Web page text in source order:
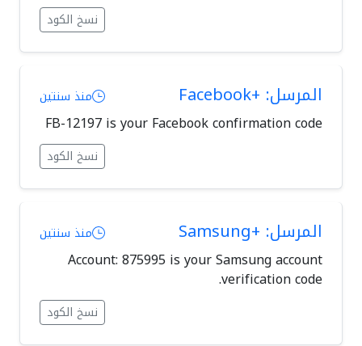
نسخ الكود
المرسل: +Facebook منذ سنتين
FB-12197 is your Facebook confirmation code
نسخ الكود
المرسل: +Samsung منذ سنتين
Account: 875995 is your Samsung account
verification code.
نسخ الكود